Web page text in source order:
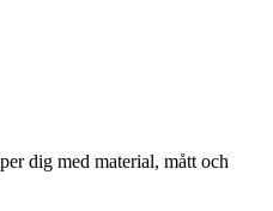
dig med material, mått och